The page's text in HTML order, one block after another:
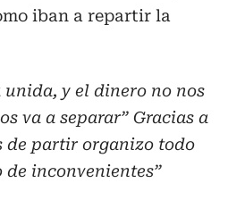
iban a repartir la
unida, y el dinero no nos
va a separar” Gracias a
de partir organizo todo
inconvenientes”